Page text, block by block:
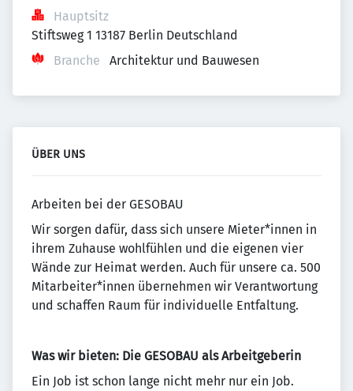
Hauptsitz
Stiftsweg 1 13187 Berlin Deutschland
Branche
Architektur und Bauwesen
ÜBER UNS
Arbeiten bei der GESOBAU
Wir sorgen dafür, dass sich unsere Mieter*innen in
ihrem Zuhause wohlfühlen und die eigenen vier
Wände zur Heimat werden. Auch für unsere ca. 500
Mitarbeiter*innen übernehmen wir Verantwortung
und schaffen Raum für individuelle Entfaltung.
Was wir bieten: Die GESOBAU als Arbeitgeberin
Ein Job ist schon lange nicht mehr nur ein Job.